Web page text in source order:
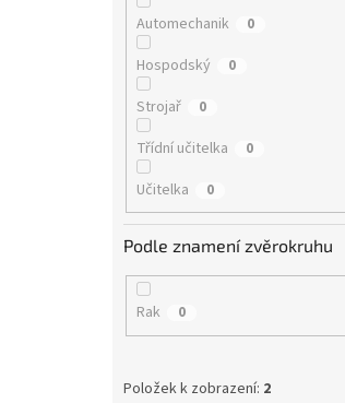
Automechanik 0
Hospodský 0
Strojař 0
Třídní učitelka 0
Učitelka 0
Podle znamení zvěrokruhu
Rak 0
Položek k zobrazení: 2